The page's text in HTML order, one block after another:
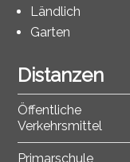
Ländlich
Garten
Distanzen
Öffentliche
Verkehrsmittel
Primarschule